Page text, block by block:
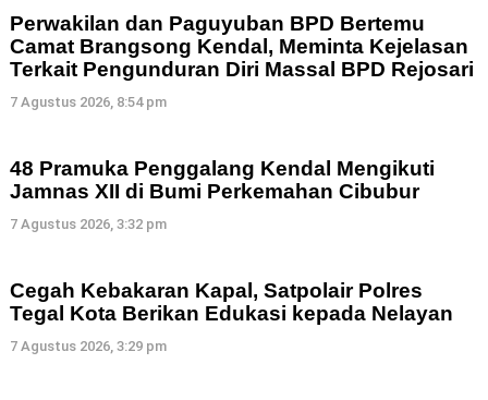
Perwakilan dan Paguyuban BPD Bertemu
Camat Brangsong Kendal, Meminta Kejelasan
Terkait Pengunduran Diri Massal BPD Rejosari
7 Agustus 2026, 8:54 pm
48 Pramuka Penggalang Kendal Mengikuti
Jamnas XII di Bumi Perkemahan Cibubur
7 Agustus 2026, 3:32 pm
Cegah Kebakaran Kapal, Satpolair Polres
Tegal Kota Berikan Edukasi kepada Nelayan
7 Agustus 2026, 3:29 pm